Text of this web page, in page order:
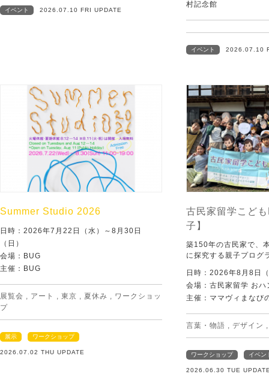
イベント 2026.07.10 FRI UPDATE
村記念館
イベント 2026.07.10
Summer Studio 2026
日時：2026年7月22日（水）～8月30日
（日）
会場：BUG
主催：BUG
展覧会 アート 東京 夏休み
ワークショッ
プ
展示 ワークショップ
2026.07.02 THU UPDATE
古民家留学こど
子】
築150年の古民家で、
に探究する親子プログ
日時：2026年8月8日
会場：古民家留学 おハ
主催：ママヴィまなび
言葉・物語 デザイン
ワークショップ イベン
2026.06.30 TUE